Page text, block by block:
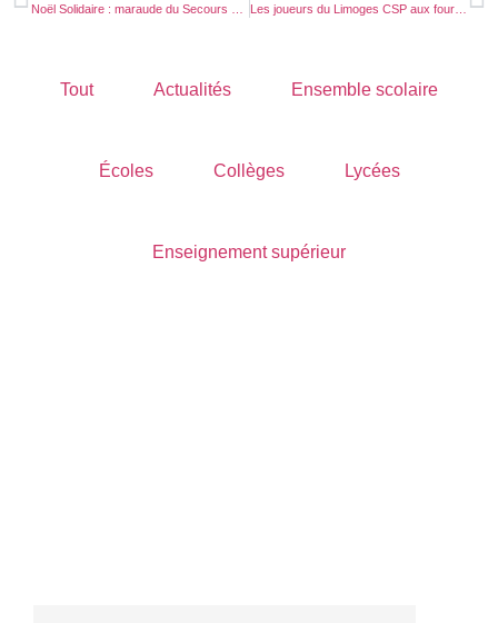
Les joueurs du Limoges CSP aux fourneaux
Tout Actualités Ensemble scolaire
Écoles Collèges Lycées
Enseignement supérieur